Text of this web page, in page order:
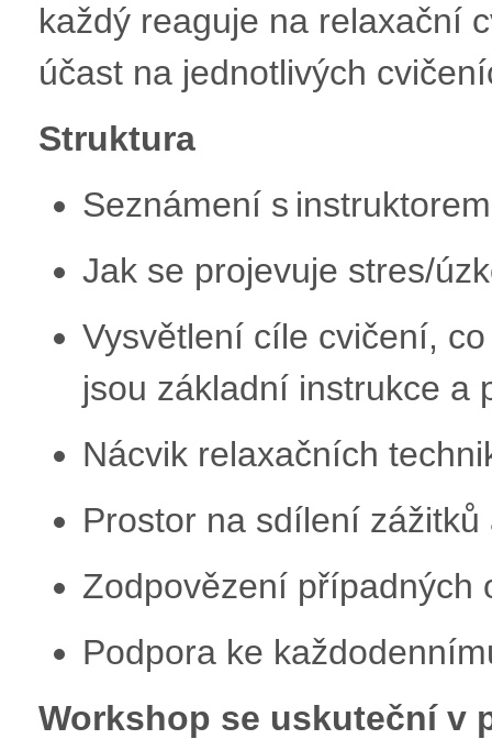
každý reaguje na relaxační
účast na jednotlivých
Struktura
Seznámení s
Jak se projevuje stres/
Vysvětlení cíle cvičení,
jsou základní instrukce a
Nácvik relaxačních
Prostor na sdílení
Zodpovězení případných
Podpora ke
Workshop se uskuteční v